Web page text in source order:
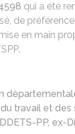
qui a été
de
en main
travail et des
PP, ex-